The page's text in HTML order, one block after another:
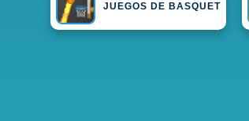
JUEGOS DE BASQUET